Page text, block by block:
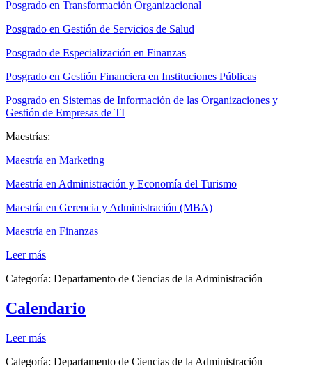
Posgrado en Transformación Organizacional
Posgrado en Gestión de Servicios de Salud
Posgrado de Especialización en Finanzas
Posgrado en Gestión Financiera en Instituciones Públicas
Posgrado en Sistemas de Información de las Organizaciones y
Gestión de Empresas de TI
Maestrías:
Maestría en Marketing
Maestría en Administración y Economía del Turismo
Maestría en Gerencia y Administración (MBA)
Maestría en Finanzas
Leer más
Categoría: Departamento de Ciencias de la Administración
Calendario
Leer más
Categoría: Departamento de Ciencias de la Administración